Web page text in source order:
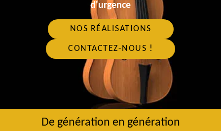
d'urgence
NOS RÉALISATIONS
CONTACTEZ-NOUS !
De génération en génération